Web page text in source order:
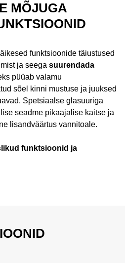
MÕJUGA
funktsioonide täiustused
ja seega suurendada
püüab valamu
sõel kinni mustuse ja juuksed
Spetsiaalse glasuuriga
seadme pikaajalise kaitse ja
lisandväärtus vannitoale.
funktsioonid ja